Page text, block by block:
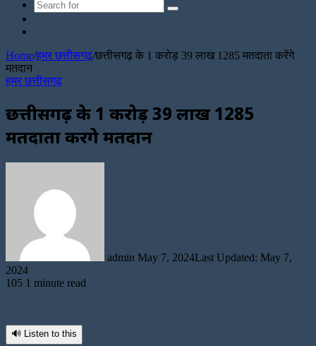
Search
Home/हमर छत्तीसगढ़/छत्तीसगढ़ के 1 करोड़ 39 लाख 1285 मतदाता करेंगे
मतदान
हमर छत्तीसगढ़
छत्तीसगढ़ के 1 करोड़ 39 लाख 1285
मतदाता करेंगे मतदान
admin May 7, 2024Last Updated: May 7,
2024
105 1 minute read
🔊 Listen to this